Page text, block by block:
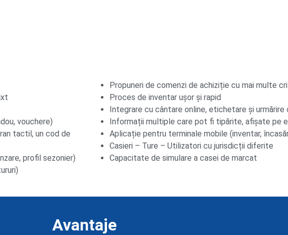
vouchere)
tactil, un cod de
profil sezonier)
Propuneri de comenzi de achiziție cu mai multe
Proces de inventar ușor și rapid
Integrare cu cântare online, etichetare și urmărire
Informații multiple care pot fi tipărite, afișate pe
Aplicație pentru terminale mobile (inventar,
Casieri – Ture – Utilizatori cu jurisdicții diferite
Capacitate de simulare a casei de marcat
Avantaje